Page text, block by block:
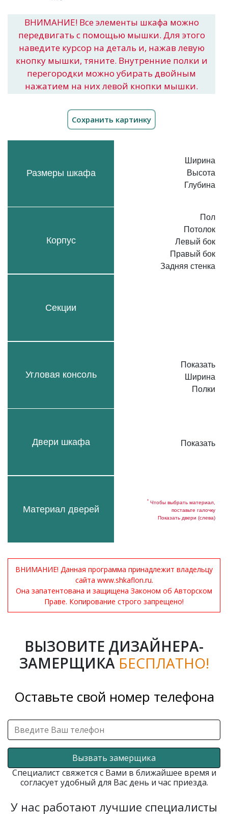
ВНИМАНИЕ! Все элементы шкафа можно
передвигать с помощью мышки. Для этого
наведите курсор на деталь и, нажав левую
кнопку мышки, тяните. Внутренние полки и
перегородки можно убирать двойным
нажатием на них левой кнопки мышки.
Размеры шкафа
Корпус
Секции
Угловая консоль
Двери шкафа
Материал дверей
Ширина
Высота
Глубина
Пол
Потолок
Левый бок
Правый бок
Задняя стенка
Показать
Ширина
Полки
Показать
* Чтобы выбрать материал,
поставьте галочку
Показать двери (слева)
ВНИМАНИЕ! Данная программа принадлежит владельцу
сайта www.shkaflon.ru.
Она запатентована и защищена Законом об Авторском
Праве. Копирование строго запрещено!
ВЫЗОВИТЕ ДИЗАЙНЕРА-
ЗАМЕРЩИКА БЕСПЛАТНО!
Оставьте свой номер телефона
Вызвать замерщика
Специалист свяжется с Вами в ближайшее время и
согласует удобный для Вас день и час приезда.
У нас работают лучшие специалисты